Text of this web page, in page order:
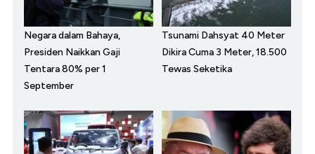
Negara dalam Bahaya,
Presiden Naikkan Gaji
Tentara 80% per 1
September
Tsunami Dahsyat 40 Meter
Dikira Cuma 3 Meter, 18.500
Tewas Seketika